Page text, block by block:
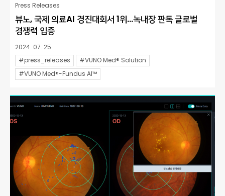
Press Releases
뷰노, 국제 의료AI 경진대회서 1위…녹내장 판독 글로벌
경쟁력 입증
2024. 07. 25
#press_releases
#VUNO Med® Solution
#VUNO Med®-Fundus AI™